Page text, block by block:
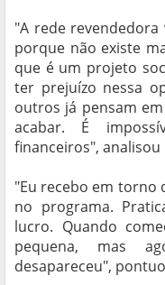
"A rede
porque não existe
que é um projeto
ter prejuízo nessa
outros já pensam
acabar. É
financeiros", analisou
"Eu recebo em torno
no programa.
lucro. Quando
pequena, mas
desapareceu",